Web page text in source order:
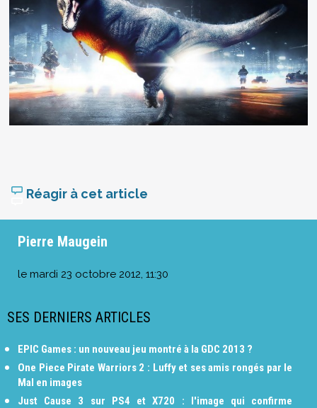
Réagir à cet article
Pierre Maugein
le mardi 23 octobre 2012, 11:30
SES DERNIERS ARTICLES
EPIC Games : un nouveau jeu montré à la GDC 2013 ?
One Piece Pirate Warriors 2 : Luffy et ses amis rongés par le
Mal en images
Just Cause 3 sur PS4 et X720 : l'image qui confirme